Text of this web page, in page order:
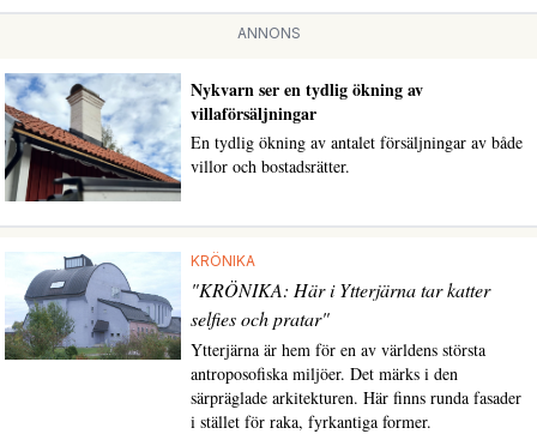
ANNONS
Nykvarn ser en tydlig ökning av
villaförsäljningar
En tydlig ökning av antalet försäljningar av både
villor och bostadsrätter.
KRÖNIKA
"KRÖNIKA: Här i Ytterjärna tar katter
selfies och pratar"
Ytterjärna är hem för en av världens största
antroposofiska miljöer. Det märks i den
särpräglade arkitekturen. Här finns runda fasader
i stället för raka, fyrkantiga former.